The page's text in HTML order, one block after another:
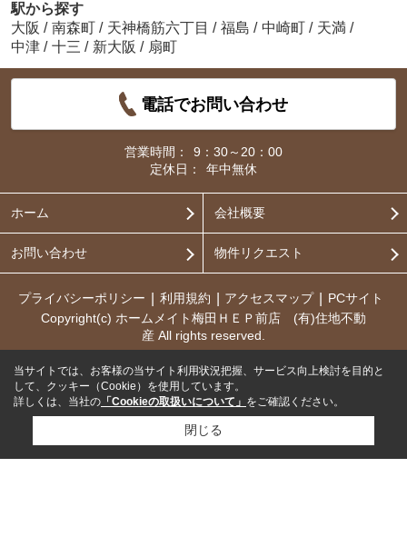
駅から探す
大阪 / 南森町 / 天神橋筋六丁目 / 福島 / 中崎町 / 天満 /
中津 / 十三 / 新大阪 / 扇町
電話でお問い合わせ
営業時間：
9：30～20：00
定休日：
年中無休
ホーム 会社概要
お問い合わせ 物件リクエスト
プライバシーポリシー 利用規約 アクセスマップ
PCサイト
Copyright(c) ホームメイト梅田ＨＥＰ前店 (有)住地不動
産 All rights reserved.
当サイトでは、お客様の当サイト利用状況把握、サービス向上検討を目的と
して、クッキー（Cookie）を使用しています。
詳しくは、当社の 「Cookieの取扱いについて」 をご確認ください。
閉じる